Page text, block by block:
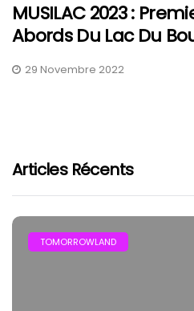
MUSILAC 2023 :
Abords Du Lac Du
29 Novembre 2022
Articles Récents
TOMORROWLAND